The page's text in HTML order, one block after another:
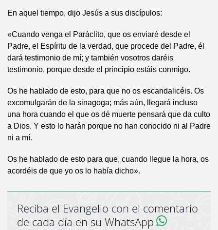
En aquel tiempo, dijo Jesús a sus discípulos:
«Cuando venga el Paráclito, que os enviaré desde el
Padre, el Espíritu de la verdad, que procede del Padre, él
dará testimonio de mí; y también vosotros daréis
testimonio, porque desde el principio estáis conmigo.
Os he hablado de esto, para que no os escandalicéis. Os
excomulgarán de la sinagoga; más aún, llegará incluso
una hora cuando el que os dé muerte pensará que da culto
a Dios. Y esto lo harán porque no han conocido ni al Padre
ni a mí.
Os he hablado de esto para que, cuando llegue la hora, os
acordéis de que yo os lo había dicho».
Reciba el Evangelio con el comentario
de cada día en su WhatsApp